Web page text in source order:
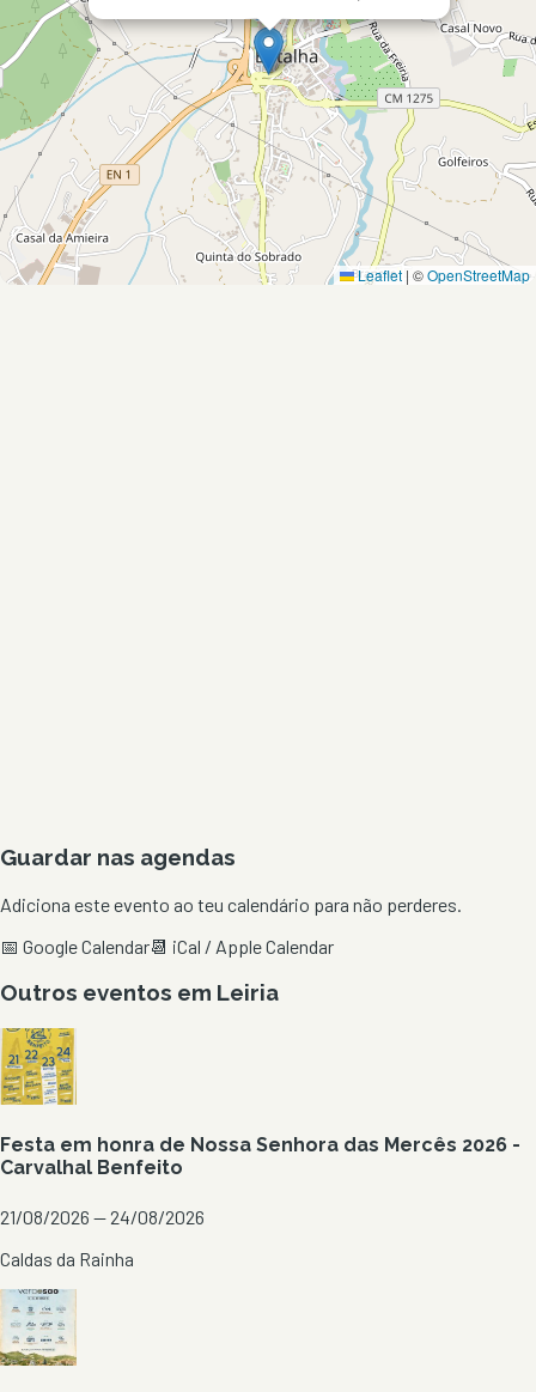
Leaflet | ©OpenStreetMap
Guardar nas agendas
Adiciona este evento ao teu calendário para não perderes.
📅 Google Calendar📆 iCal / Apple Calendar
Outros eventos em Leiria
Festa em honra de Nossa Senhora das Mercês 2026 -
Carvalhal Benfeito
21/08/2026 — 24/08/2026
Caldas da Rainha